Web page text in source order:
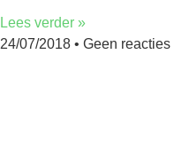
Lees verder »
24/07/2018
Geen reacties